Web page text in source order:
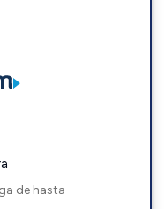
de hasta